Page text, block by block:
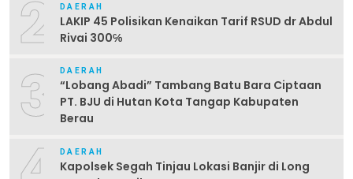
2 DAERAH
LAKIP 45 Polisikan Kenaikan Tarif RSUD dr Abdul
Rivai 300℅
3 DAERAH
“Lobang Abadi” Tambang Batu Bara Ciptaan
PT. BJU di Hutan Kota Tangap Kabupaten
Berau
DAERAH
Kapolsek Segah Tinjau Lokasi Banjir di Long